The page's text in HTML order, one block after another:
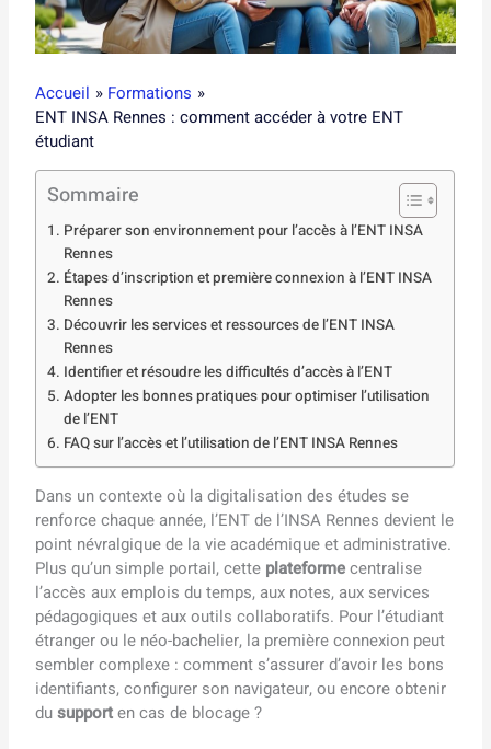
Accueil
Formations
ENT INSA Rennes : comment accéder à votre ENT
étudiant
Sommaire
Préparer son environnement pour l’accès à l’ENT INSA
Rennes
Étapes d’inscription et première connexion à l’ENT INSA
Rennes
Découvrir les services et ressources de l’ENT INSA
Rennes
Identifier et résoudre les difficultés d’accès à l’ENT
Adopter les bonnes pratiques pour optimiser l’utilisation
de l’ENT
FAQ sur l’accès et l’utilisation de l’ENT INSA Rennes
Dans un contexte où la digitalisation des études se
renforce chaque année, l’ENT de l’INSA Rennes devient le
point névralgique de la vie académique et administrative.
Plus qu’un simple portail, cette plateformecentralise
l’accès aux emplois du temps, aux notes, aux services
pédagogiques et aux outils collaboratifs. Pour l’étudiant
étranger ou le néo-bachelier, la première connexion peut
sembler complexe : comment s’assurer d’avoir les bons
identifiants, configurer son navigateur, ou encore obtenir
dusupporten cas de blocage ?